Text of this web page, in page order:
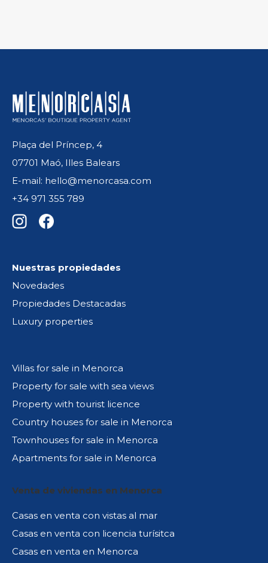
Plaça del Príncep, 4
07701 Maó, Illes Balears
E-mail: hello@menorcasa.com
+34 971 355 789
Nuestras propiedades
Novedades
Propiedades Destacadas
Luxury properties
Villas for sale in Menorca
Property for sale with sea views
Property with tourist licence
Country houses for sale in Menorca
Townhouses for sale in Menorca
Apartments for sale in Menorca
Venta de viviendas en Menorca
Casas en venta con vistas al mar
Casas en venta con licencia turísitca
Casas en venta en Menorca